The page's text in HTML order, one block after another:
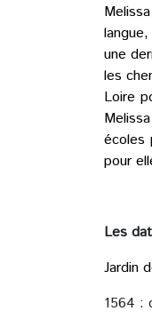
une
les
Loire
écoles
pour
Les
Jardin
1564 :